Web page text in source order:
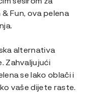
Fun, ova pelena
alternativa
Zahvaljujući
se lako oblači i
vaše dijete raste.